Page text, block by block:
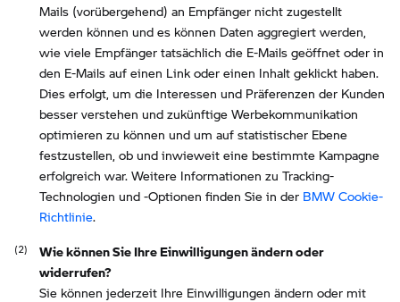
Mails (vorübergehend) an Empfänger nicht zugestellt
werden können und es können Daten aggregiert werden,
wie viele Empfänger tatsächlich die E-Mails geöffnet oder in
den E-Mails auf einen Link oder einen Inhalt geklickt haben.
Dies erfolgt, um die Interessen und Präferenzen der Kunden
besser verstehen und zukünftige Werbekommunikation
optimieren zu können und um auf statistischer Ebene
festzustellen, ob und inwieweit eine bestimmte Kampagne
erfolgreich war. Weitere Informationen zu Tracking-
Technologien und -Optionen finden Sie in der BMW Cookie-
Richtlinie.
Wie können Sie Ihre Einwilligungen ändern oder
widerrufen?
Sie können jederzeit Ihre Einwilligungen ändern oder mit